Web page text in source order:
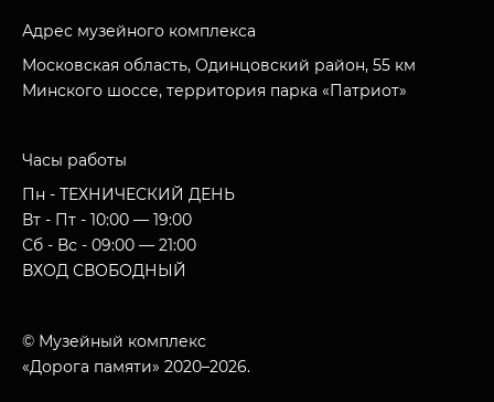
Адрес музейного комплекса
Московская область, Одинцовский район, 55 км
Минского шоссе, территория парка «Патриот»
Часы работы
Пн - ТЕХНИЧЕСКИЙ ДЕНЬ
Вт - Пт - 10:00 — 19:00
Сб - Вс - 09:00 — 21:00
ВХОД СВОБОДНЫЙ
© Музейный комплекс
«Дорога памяти» 2020–2026.